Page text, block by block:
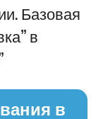
Базовая
в
в